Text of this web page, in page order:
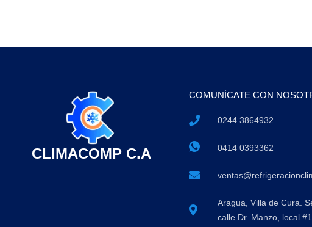
CLIMACOMP C.A
COMUNÍCATE CON
0244 3864932
0414 0393362
Aragua, Villa de Cura.
calle Dr. Manzo, local